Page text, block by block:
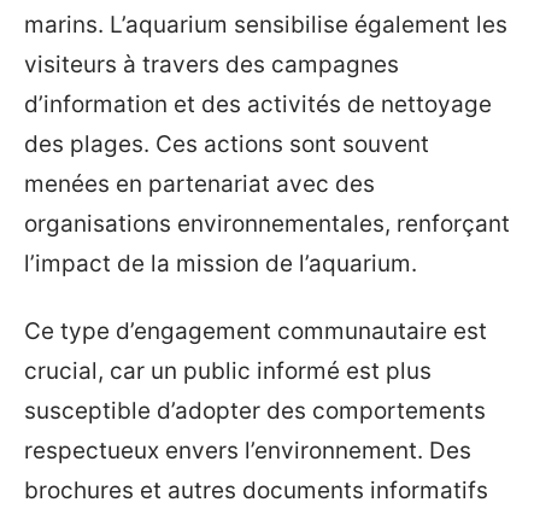
marins. L’aquarium sensibilise également les
visiteurs à travers des campagnes
d’information et des activités de nettoyage
des plages. Ces actions sont souvent
menées en partenariat avec des
organisations environnementales, renforçant
l’impact de la mission de l’aquarium.
Ce type d’engagement communautaire est
crucial, car un public informé est plus
susceptible d’adopter des comportements
respectueux envers l’environnement. Des
brochures et autres documents informatifs